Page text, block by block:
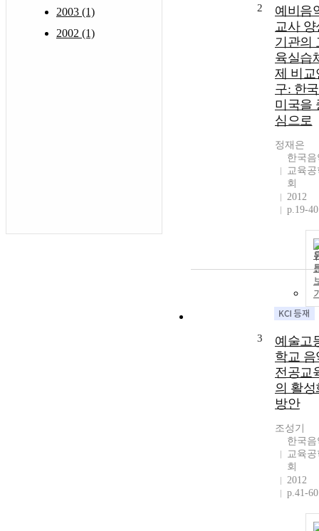
2003 (1)
2002 (1)
2
예비음
교사 양
기관의
육실습
제 비교
구: 한
미국을
심으로
정재은
한국음
교육공
회
2012
p.19-40
3
예술고
학교 음
전공교
의 활성
방안
조성기
한국음
교육공
회
2012
p.41-60